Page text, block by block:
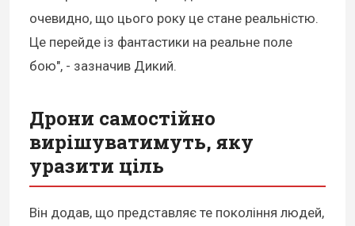
очевидно, що цього року це стане реальністю.
Це перейде із фантастики на реальне поле
бою", - зазначив Дикий.
Дрони самостійно
вирішуватимуть, яку
уразити ціль
Він додав, що представляє те покоління людей,